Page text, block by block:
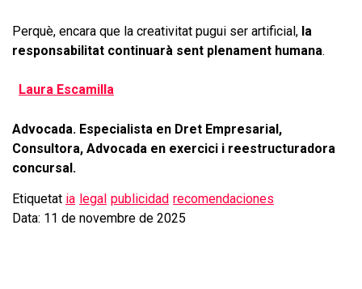
Perquè, encara que la creativitat pugui ser artificial, la
responsabilitat continuarà sent plenament humana.
Laura Escamilla
Advocada. Especialista en Dret Empresarial,
Consultora, Advocada en exercici i reestructuradora
concursal.
Etiquetat ia legal publicidad recomendaciones
Data: 11 de novembre de 2025